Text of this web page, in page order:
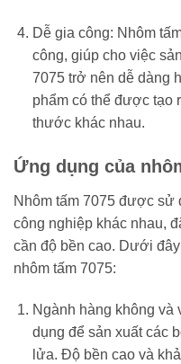
Dễ gia công: Nhôm
công, giúp cho việc
7075 trở nên dễ dàng
phẩm có thể được tạo
thước khác nhau.
Ứng dụng của
Nhôm tấm 7075 được sử
công nghiệp khác nhau,
cần độ bền cao. Dưới
nhôm tấm 7075:
Ngành hàng không
dụng để sản xuất các
lửa. Độ bền cao và